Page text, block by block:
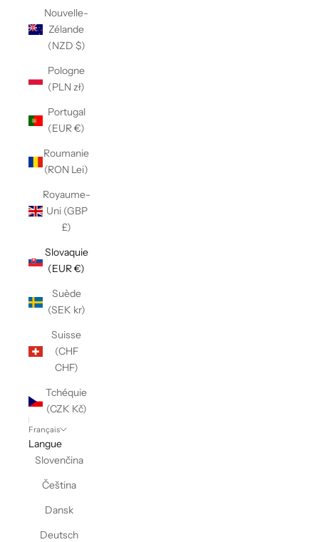
Nouvelle-
Zélande
(NZD $)
Pologne
(PLN zł)
Portugal
(EUR €)
Roumanie
(RON Lei)
Royaume-
Uni (GBP
£)
Slovaquie
(EUR €)
Suède
(SEK kr)
Suisse
(CHF
CHF)
Tchéquie
(CZK Kč)
Français
Langue
Slovenčina
Čeština
Dansk
Deutsch